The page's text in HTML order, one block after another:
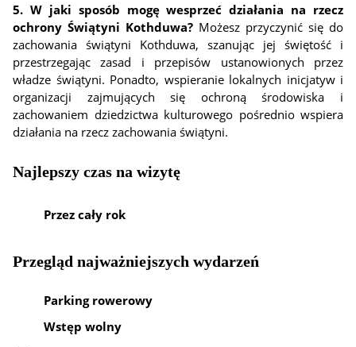
5. W jaki sposób mogę wesprzeć działania na rzecz
ochrony Świątyni Kothduwa? Możesz przyczynić się do
zachowania świątyni Kothduwa, szanując jej świętość i
przestrzegając zasad i przepisów ustanowionych przez
władze świątyni. Ponadto, wspieranie lokalnych inicjatyw i
organizacji zajmujących się ochroną środowiska i
zachowaniem dziedzictwa kulturowego pośrednio wspiera
działania na rzecz zachowania świątyni.
Najlepszy czas na wizytę
Przez cały rok
Przegląd najważniejszych wydarzeń
Parking rowerowy
Wstęp wolny